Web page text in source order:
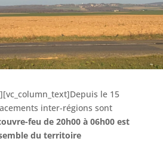
le 15
inter-régions sont
feu de 20h00 à 06h00 est
du territoire